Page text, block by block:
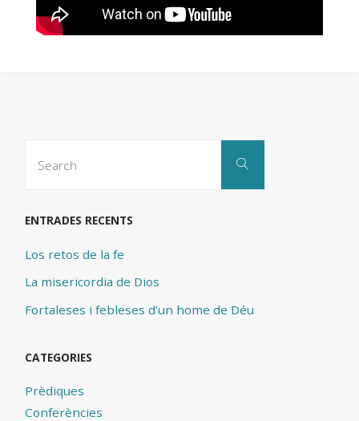
Search
ENTRADES RECENTS
Los retos de la fe
La misericordia de Dios
Fortaleses i febleses d’un home de Déu
CATEGORIES
Prèdiques
Conferències